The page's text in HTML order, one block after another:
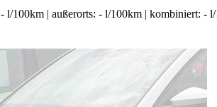
l/100km | außerorts: - l/100km | kombiniert: -